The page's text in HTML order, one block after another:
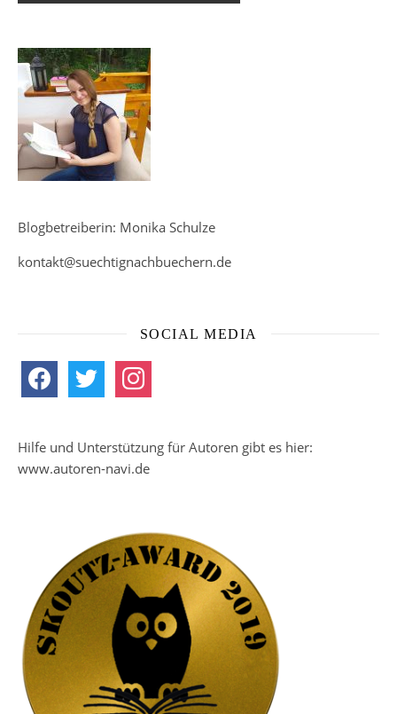
Blogbetreiberin: Monika Schulze
kontakt@suechtignachbuechern.de
SOCIAL MEDIA
facebook twitter instagram
Hilfe und Unterstützung für Autoren gibt es hier:
www.autoren-navi.de